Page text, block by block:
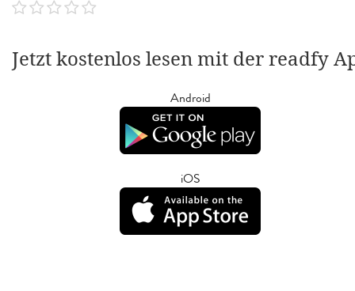
Jetzt kostenlos lesen mit der readfy
Android
iOS